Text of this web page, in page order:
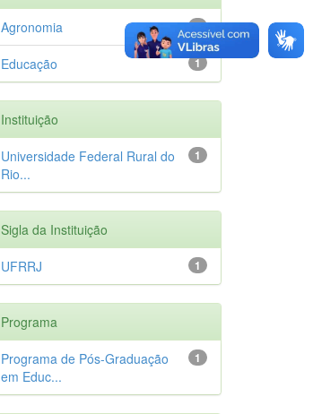
1
Agronomia
1
Educação
Instituição
1
Universidade Federal Rural do
Rio...
Sigla da Instituição
1
UFRRJ
Programa
1
Programa de Pós-Graduação
em Educ...